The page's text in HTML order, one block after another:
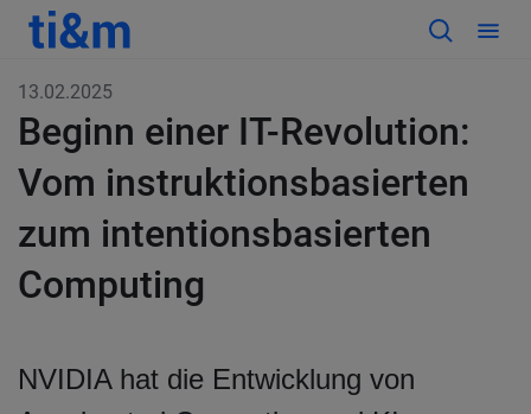
13.02.2025
Beginn einer IT-Revolution:
Vom instruktionsbasierten
zum intentionsbasierten
Computing
NVIDIA hat die Entwicklung von